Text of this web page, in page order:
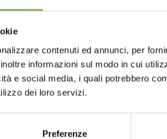
contenuti ed annunci, per
informazioni sul modo in cui
e social media, i quali potrebbero
dei loro servizi.
Preferenze
GLOSSARY TOP SEARCHES
UNITED